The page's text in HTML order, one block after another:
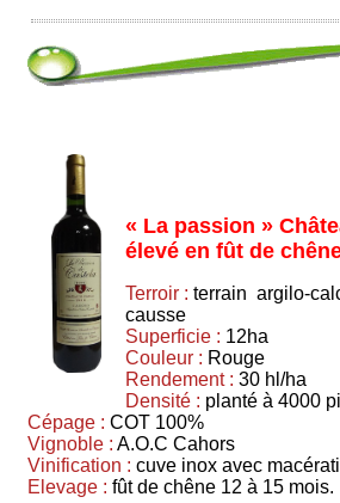
« La passion »
élevé en fût de
Terroir : terrain argilo-
causse
Superficie : 12ha
Couleur : Rouge
Rendement : 30 hl/ha
Densité : planté à 4000
Cépage : COT 100%
Vignoble : A.O.C Cahors
Vinification : cuve inox avec
Elevage : fût de chêne 12 à 15 mois.